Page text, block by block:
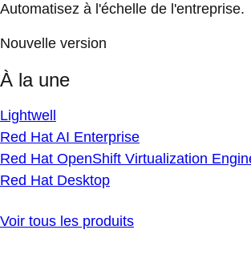
Automatisez à l'échelle de l'entreprise.
Nouvelle version
À la une
Lightwell
Red Hat AI Enterprise
Red Hat OpenShift Virtualization
Red Hat Desktop
Voir tous les produits